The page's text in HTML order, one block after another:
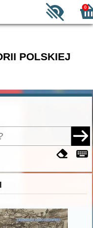
0
POLSKIEJ